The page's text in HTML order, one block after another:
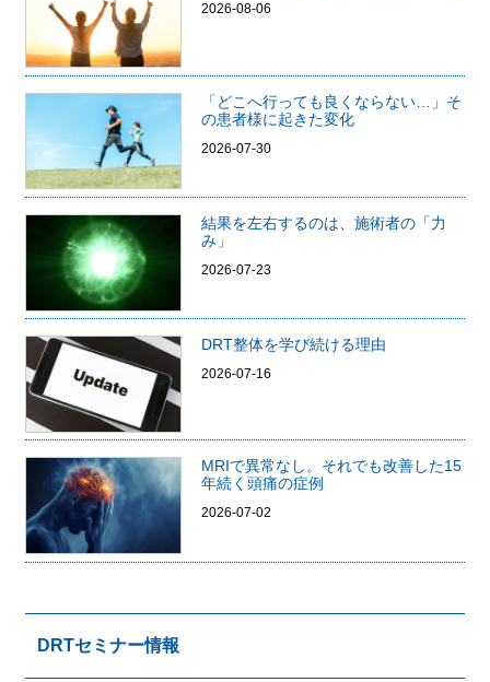
2026-08-06
「どこへ行っても良くならない…」そ
の患者様に起きた変化
2026-07-30
結果を左右するのは、施術者の「力
み」
2026-07-23
DRT整体を学び続ける理由
2026-07-16
MRIで異常なし。それでも改善した15
年続く頭痛の症例
2026-07-02
DRTセミナー情報